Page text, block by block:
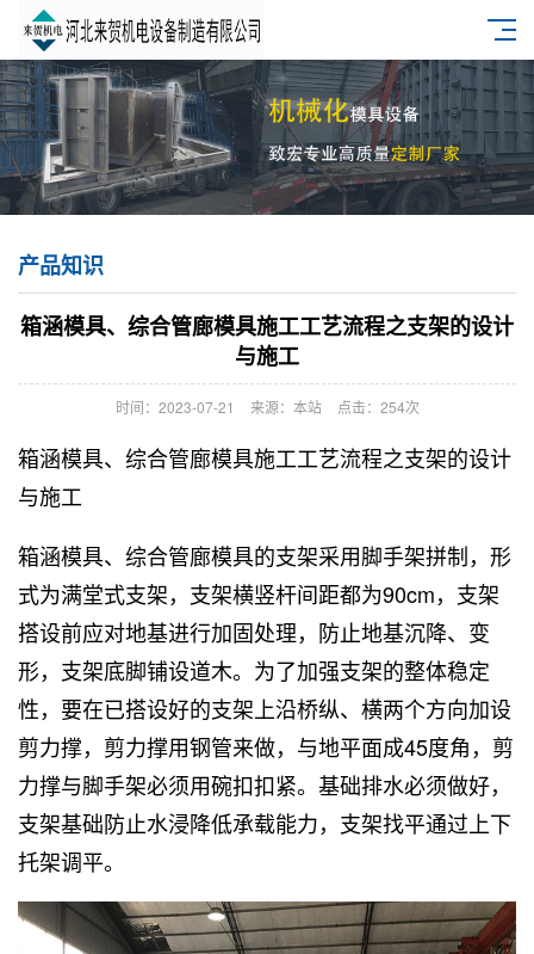
产品知识
​箱涵模具、综合管廊模具施工工艺流程之支架的设计
与施工
时间：2023-07-21 来源：本站 点击：254次
箱涵模具、综合管廊模具施工工艺流程之支架的设计
与施工
箱涵模具、 综合管廊模具的支架采用脚手架拼制，形
式为满堂式支架，支架横竖杆间距都为90cm，支架
搭设前应对地基进行加固处理，防止地基沉降、变
形，支架底脚铺设道木。为了加强支架的整体稳定
性，要在已搭设好的支架上沿桥纵、横两个方向加设
剪力撑，剪力撑用钢管来做，与地平面成45度角，剪
力撑与脚手架必须用碗扣扣紧。基础排水必须做好，
支架基础防止水浸降低承载能力，支架找平通过上下
托架调平。